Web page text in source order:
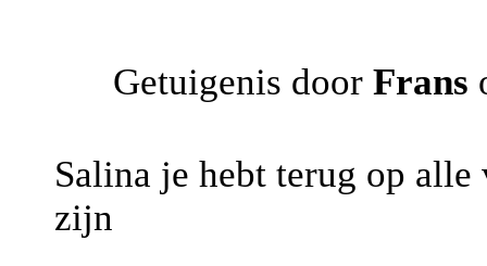
Getuigenis door Frans
Salina je hebt terug op
zijn